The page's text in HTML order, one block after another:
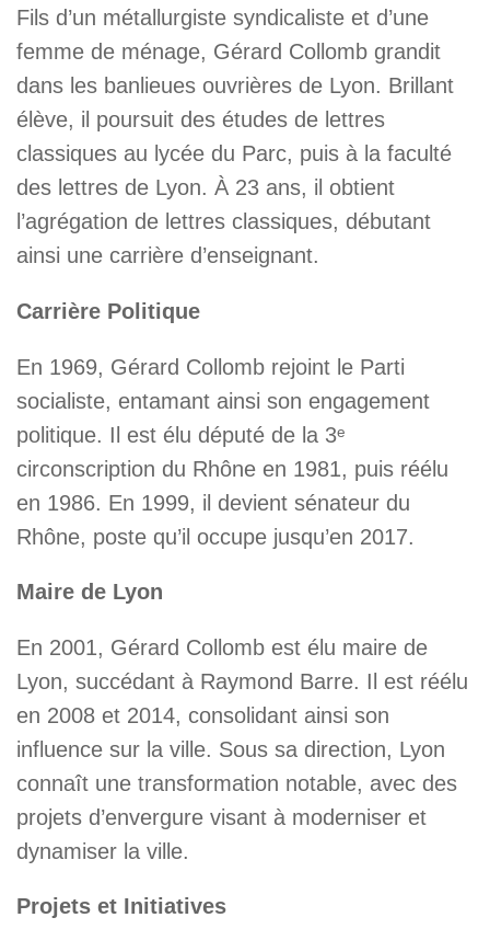
Fils d’un métallurgiste syndicaliste et d’une
femme de ménage, Gérard Collomb grandit
dans les banlieues ouvrières de Lyon. Brillant
élève, il poursuit des études de lettres
classiques au lycée du Parc, puis à la faculté
des lettres de Lyon. À 23 ans, il obtient
l’agrégation de lettres classiques, débutant
ainsi une carrière d’enseignant.
Carrière Politique
En 1969, Gérard Collomb rejoint le Parti
socialiste, entamant ainsi son engagement
politique. Il est élu député de la 3ᵉ
circonscription du Rhône en 1981, puis réélu
en 1986. En 1999, il devient sénateur du
Rhône, poste qu’il occupe jusqu’en 2017.
Maire de Lyon
En 2001, Gérard Collomb est élu maire de
Lyon, succédant à Raymond Barre. Il est réélu
en 2008 et 2014, consolidant ainsi son
influence sur la ville. Sous sa direction, Lyon
connaît une transformation notable, avec des
projets d’envergure visant à moderniser et
dynamiser la ville.
Projets et Initiatives